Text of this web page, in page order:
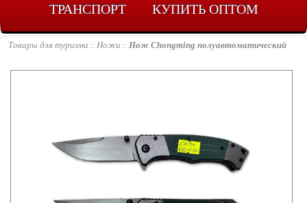
ТРАНСПОРТ КУПИТЬ ОПТОМ
Товары для туризма Ножи Нож Chongming полуавтоматический